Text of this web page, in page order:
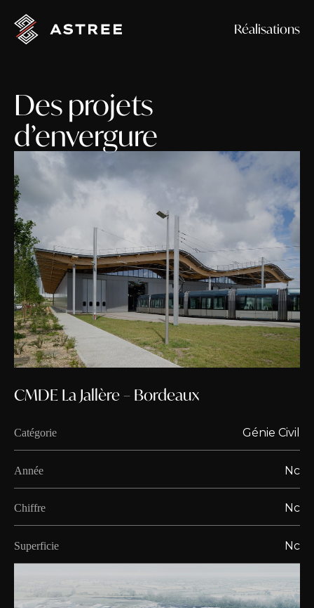
Réalisations
Des projets
d’envergure
CMDE La Jallère – Bordeaux
Catégorie Génie Civil
Année Nc
Chiffre Nc
Superficie Nc